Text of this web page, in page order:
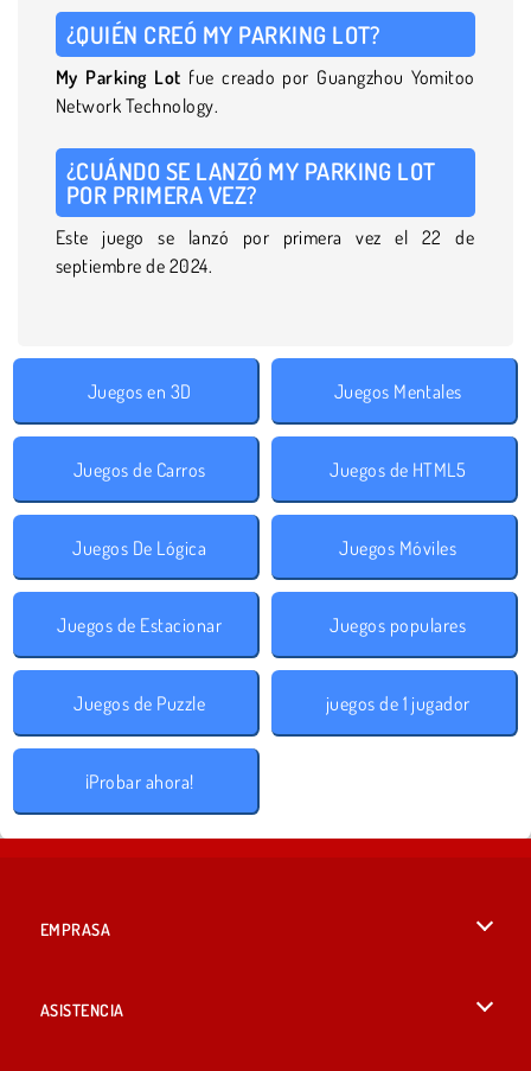
¿QUIÉN CREÓ MY PARKING LOT?
My Parking Lot fue creado por Guangzhou Yomitoo
Network Technology.
¿CUÁNDO SE LANZÓ MY PARKING LOT
POR PRIMERA VEZ?
Este juego se lanzó por primera vez el 22 de
septiembre de 2024.
Juegos en 3D Juegos Mentales
Juegos de Carros Juegos de HTML5
Juegos De Lógica Juegos Móviles
Juegos de Estacionar Juegos populares
Juegos de Puzzle juegos de 1 jugador
¡Probar ahora!
EMPRASA
ASISTENCIA